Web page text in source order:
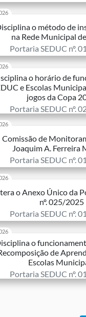
o método de
na Rede Municipal
Portaria SEDUC nº.
o horário de
e Escolas
jogos da Copa
Portaria SEDUC nº.
Comissão de
Joaquim A. Ferreira
Portaria SEDUC nº.
o Anexo Único da
nº. 025/2025
Portaria SEDUC nº.
o
de
Escolas
Portaria SEDUC nº.